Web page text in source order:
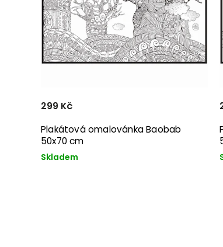
Plakátová omalovánka Baobab
50x70 cm
Skladem
299 Kč